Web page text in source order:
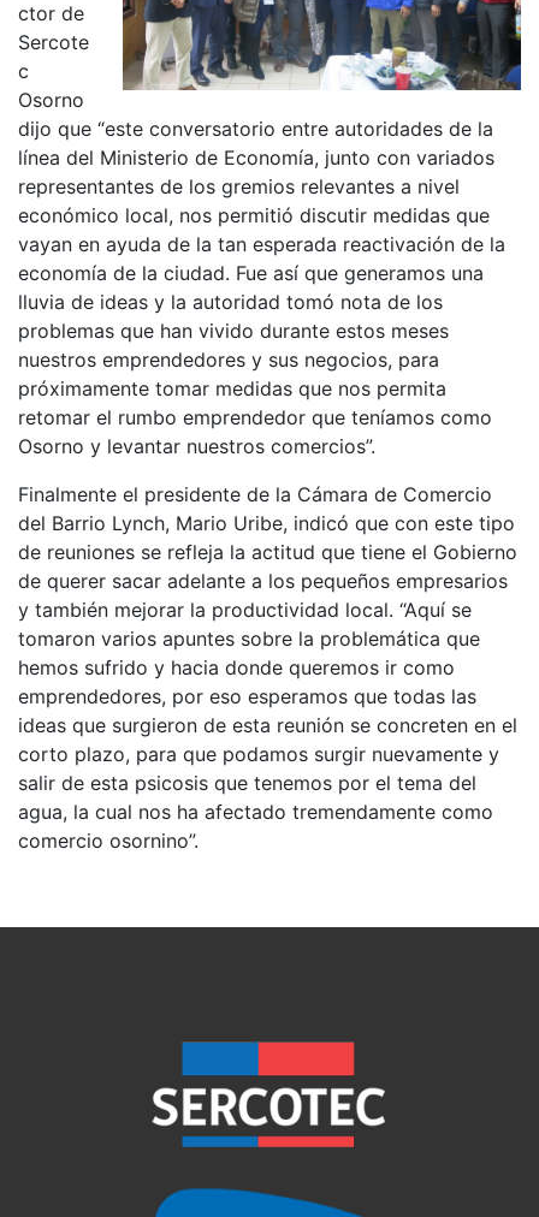
ctor de
Sercote
c
Osorno
dijo que “este conversatorio entre autoridades de la
línea del Ministerio de Economía, junto con variados
representantes de los gremios relevantes a nivel
económico local, nos permitió discutir medidas que
vayan en ayuda de la tan esperada reactivación de la
economía de la ciudad. Fue así que generamos una
lluvia de ideas y la autoridad tomó nota de los
problemas que han vivido durante estos meses
nuestros emprendedores y sus negocios, para
próximamente tomar medidas que nos permita
retomar el rumbo emprendedor que teníamos como
Osorno y levantar nuestros comercios”.
Finalmente el presidente de la Cámara de Comercio
del Barrio Lynch, Mario Uribe, indicó que con este tipo
de reuniones se refleja la actitud que tiene el Gobierno
de querer sacar adelante a los pequeños empresarios
y también mejorar la productividad local. “Aquí se
tomaron varios apuntes sobre la problemática que
hemos sufrido y hacia donde queremos ir como
emprendedores, por eso esperamos que todas las
ideas que surgieron de esta reunión se concreten en el
corto plazo, para que podamos surgir nuevamente y
salir de esta psicosis que tenemos por el tema del
agua, la cual nos ha afectado tremendamente como
comercio osornino”.